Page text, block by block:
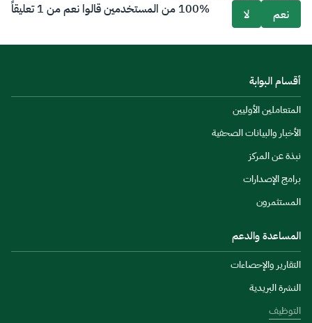
100% من المستخدمين قالوا نعم من 1 تعليقاً
البوابة
الأوليين
والبيانات الصحفية
عن المركز
الإصدارات
والدعم
والإحصاءات
البريدية